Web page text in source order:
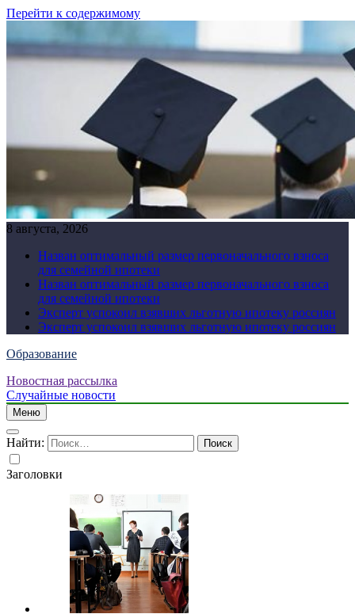
Перейти к содержимому
8 августа, 2026
Назван оптимальный размер первоначального взноса
для семейной ипотеки
Назван оптимальный размер первоначального взноса
для семейной ипотеки
Эксперт успокоил взявших льготную ипотеку россиян
Эксперт успокоил взявших льготную ипотеку россиян
Образование
Новостная рассылка
Случайные новости
Меню
Найти:
Заголовки